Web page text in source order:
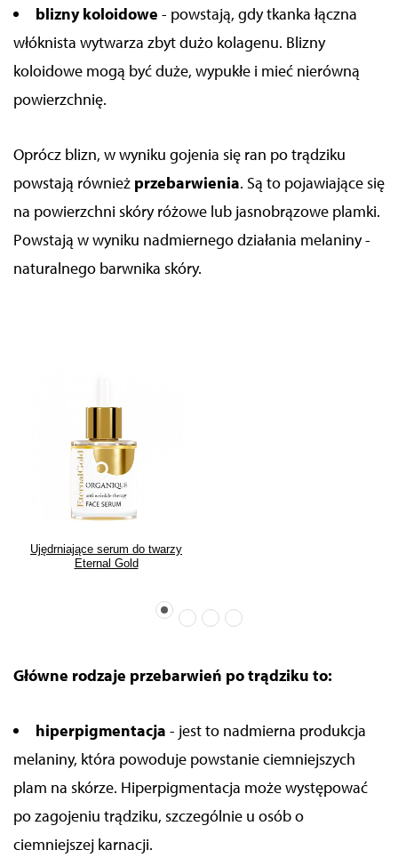
blizny koloidowe - powstają, gdy tkanka łączna
włóknista wytwarza zbyt dużo kolagenu. Blizny
koloidowe mogą być duże, wypukłe i mieć nierówną
powierzchnię.
Oprócz blizn, w wyniku gojenia się ran po trądziku
powstają również przebarwienia. Są to pojawiające się
na powierzchni skóry różowe lub jasnobrązowe plamki.
Powstają w wyniku nadmiernego działania melaniny -
naturalnego barwnika skóry.
Ujędrniające serum do twarzy
Eternal Gold
Główne rodzaje przebarwień po trądziku to:
hiperpigmentacja - jest to nadmierna produkcja
melaniny, która powoduje powstanie ciemniejszych
plam na skórze. Hiperpigmentacja może występować
po zagojeniu trądziku, szczególnie u osób o
ciemniejszej karnacji.